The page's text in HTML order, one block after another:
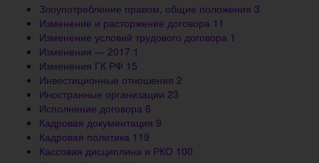
Злоупотребление правом, общие положения 3
Изменение и расторжение договора 11
Изменение условий трудового договора 1
Изменения — 2017 1
Изменения ГК РФ 15
Инвестиционные отношения 2
Иностранные организации 23
Исполнение договора 6
Кадровая документация 9
Кадровая политика 119
Кассовая дисциплина и РКО 100